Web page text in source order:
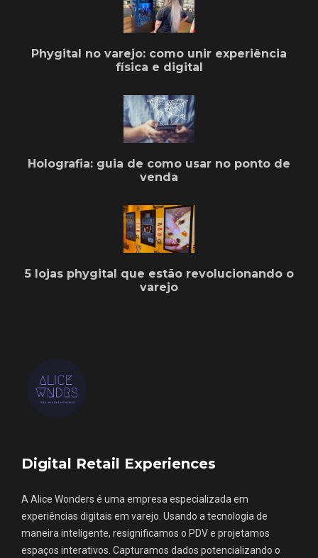
Phygital no varejo: como unir experiência
física e digital
Holografia: guia de como usar no ponto de
venda
5 lojas phygital que estão revolucionando o
varejo
Digital Retail Experiences
A Alice Wonders é uma empresa especializada em
experiências digitais em varejo. Usando a tecnologia de
maneira inteligente, resignificamos o PDV e projetamos
espaços interativos. Capturamos dados potencializando o